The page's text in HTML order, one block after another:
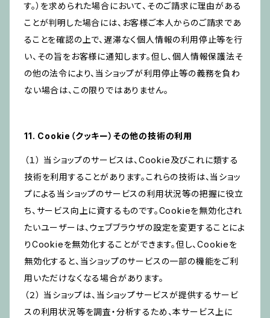
す。）を求められた場合において、そのご請求に理由がある
ことが判明した場合には、お客様ご本人からのご請求であ
ることを確認の上で、遅滞なく個人情報の利用停止等を行
い、その旨をお客様に通知します。但し、個人情報保護法そ
の他の法令により、当ショップが利用停止等の義務を負わ
ない場合は、この限りではありません。
11. Cookie（クッキー）その他の技術の利用
（１） 当ショップのサービスは、Cookie及びこれに類する
技術を利用することがあります。これらの技術は、当ショッ
プによる当ショップのサービスの利用状況等の把握に役立
ち、サービス向上に資するものです。Cookieを無効化され
たいユーザーは、ウェブブラウザの設定を変更することによ
りCookieを無効化することができます。但し、Cookieを
無効化すると、当ショップのサービスの一部の機能をご利
用いただけなくなる場合があります。
（２） 当ショップは、当ショップサービスが提供するサービ
スの利用状況等を調査・分析するため、本サービス上に